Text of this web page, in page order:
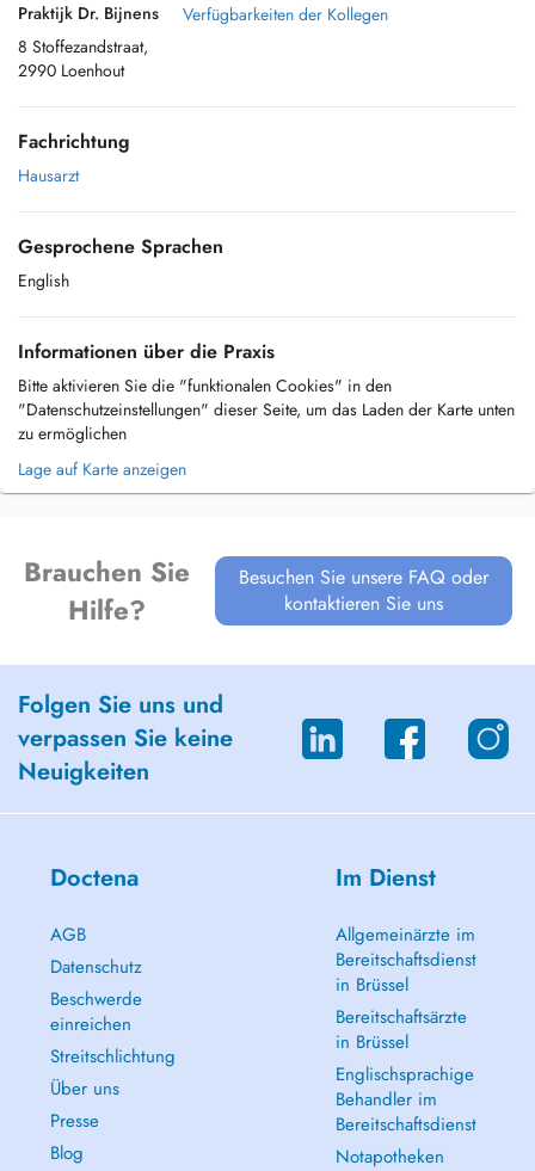
Praktijk Dr. Bijnens
8 Stoffezandstraat,
2990 Loenhout
Verfügbarkeiten der Kollegen
Fachrichtung
Hausarzt
Gesprochene Sprachen
English
Informationen über die Praxis
Bitte aktivieren Sie die "funktionalen Cookies" in den
"Datenschutzeinstellungen" dieser Seite, um das Laden der Karte unten
zu ermöglichen
Lage auf Karte anzeigen
Brauchen Sie
Hilfe?
Besuchen Sie unsere FAQ oder
kontaktieren Sie uns
Folgen Sie uns und
verpassen Sie keine
Neuigkeiten
Doctena
AGB
Datenschutz
Beschwerde
einreichen
Streitschlichtung
Über uns
Presse
Blog
Im Dienst
Allgemeinärzte im
Bereitschaftsdienst
in Brüssel
Bereitschaftsärzte
in Brüssel
Englischsprachige
Behandler im
Bereitschaftsdienst
Notapotheken